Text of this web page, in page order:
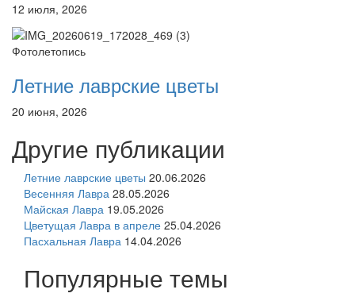
12 июля, 2026
Фотолетопись
Летние лаврские цветы
20 июня, 2026
Другие публикации
Летние лаврские цветы 20.06.2026
Весенняя Лавра 28.05.2026
Майская Лавра 19.05.2026
Цветущая Лавра в апреле 25.04.2026
Пасхальная Лавра 14.04.2026
Популярные темы